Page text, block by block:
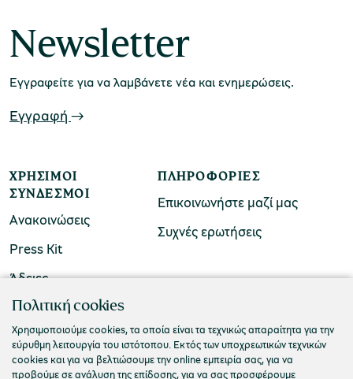
Newsletter
Εγγραφείτε για να λαμβάνετε νέα και ενημερώσεις.
Εγγραφή
ΧΡΉΣΙΜΟΙ
ΣΎΝΔΕΣΜΟΙ
Ανακοινώσεις
Press Kit
Άδειες
ΠΛΗΡΟΦΟΡΊΕΣ
Επικοινωνήστε μαζί μας
Συχνές ερωτήσεις
ΠΟΛΙΤΙΣΤΙΚΟ ΙΔΡΥΜΑ ΟΜΙΛΟΥ ΠΕΙΡΑΙΩΣ
Τ. 210 3256922
Ε. info@piop.gr
Πολιτική cookies
Χρησιμοποιούμε cookies, τα οποία είναι τα τεχνικώς απαραίτητα για την
εύρυθμη λειτουργία του ιστότοπου. Εκτός των υποχρεωτικών τεχνικών
cookies και για να βελτιώσουμε την online εμπειρία σας, για να
προβούμε σε ανάλυση της επίδοσης, για να σας προσφέρουμε